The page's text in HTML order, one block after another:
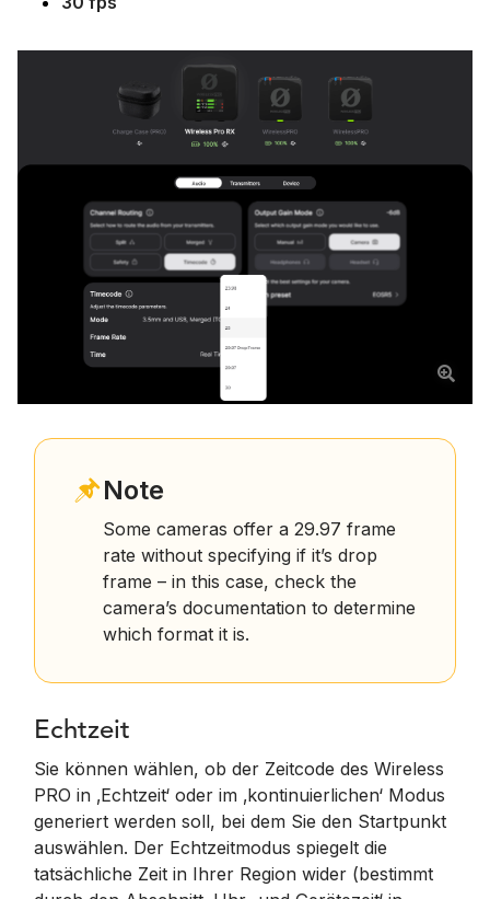
Note
Some cameras offer a 29.97 frame
rate without specifying if it’s drop
frame – in this case, check the
camera’s documentation to determine
which format it is.
Echtzeit
Sie können wählen, ob der Zeitcode des Wireless
PRO in ‚Echtzeit‘ oder im ‚kontinuierlichen‘ Modus
generiert werden soll, bei dem Sie den Startpunkt
auswählen. Der Echtzeitmodus spiegelt die
tatsächliche Zeit in Ihrer Region wider (bestimmt